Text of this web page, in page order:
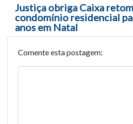
Justiça obriga Caixa
condomínio residencial
anos em Natal
Comente esta postagem: